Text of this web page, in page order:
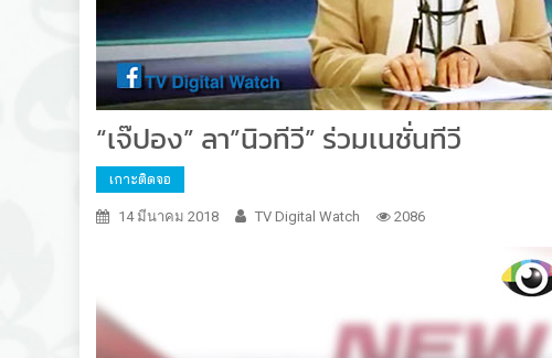
“เจ๊ปอง” ลา”นิวทีวี” ร่วมเนชั่นทีวี
เกาะติดจอ
14 มีนาคม 2018 TV Digital Watch 2086